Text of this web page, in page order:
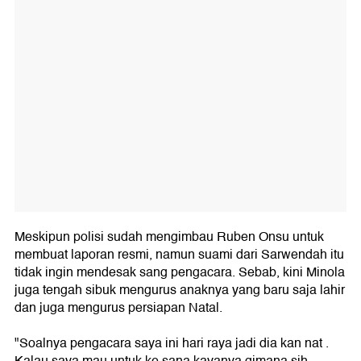
Meskipun polisi sudah mengimbau Ruben Onsu untuk
membuat laporan resmi, namun suami dari Sarwendah itu
tidak ingin mendesak sang pengacara. Sebab, kini Minola
juga tengah sibuk mengurus anaknya yang baru saja lahir
dan juga mengurus persiapan Natal.
"Soalnya pengacara saya ini hari raya jadi dia kan nat .